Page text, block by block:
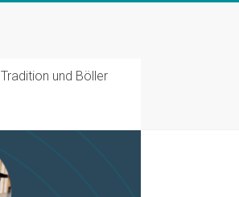
Tradition und Böller